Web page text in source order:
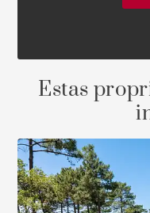
Estas